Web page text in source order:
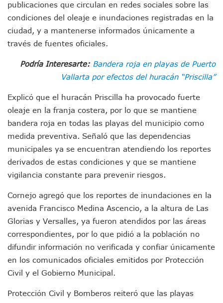
Poderoso Terremoto Destruye Edificios Y Puentes En
Munguía Es El Sexto Mejor Alcalde De Jalisco, Según
ATM Incorpora 20 Nuevos Camiones Al Corredor Bahía
Colectivos Piden A Lemus Más Ministerios Públicos Para
Caída De “El Mencho” Elevó Percepción De Inseguridad
Mercado Vallarta Incluye Reúne A Emprendedores Locales
CEDHJ Señala Violaciones A Derechos De Víctima De
Ayutla Bajo Investigación Tras Reporte De Posible
Lluvias E Inundaciones No Detienen El Transporte Público
Bruno Blancas Reúne A Especialistas Para Analizar La
Entregan Aparato Auditivo A Don Juan Ramírez En Puerto
Juan Carlos Castro Realiza Asamblea Informativa En La
Huracán En Formación Podría Generar Oleaje Elevado En
Buscan Reducir Riesgos Por Cocodrilos En Playas De
Plantean “Ley Don Juanito” Al Diputado Federal Bruno
Vecinos De La Playita Reciben A Juan Carlos Castro
Asesinan En Oaxaca Al Periodista Francisco Alejandro
Detienen A Cuatro Hombres Armados En Bucerías;
Yussara Canales Pide Transparencia Sobre Nuevo
Adultos Mayores De Ixtapa Tendrán Una “Casa De Día”
Mujeres Recorren Calles De Ixtapa Para Identificar
CUCosta E IMSS Nayarit Avanzan En Acuerdos Para
publicaciones que circulan en redes sociales sobre las
condiciones del oleaje e inundaciones registradas en la
ciudad, y a mantenerse informados únicamente a
través de fuentes oficiales.
Podría Interesarte: Bandera roja en playas de Puerto
Vallarta por efectos del huracán “Priscilla”
Explicó que el huracán Priscilla ha provocado fuerte
oleaje en la franja costera, por lo que se mantiene
bandera roja en todas las playas del municipio como
medida preventiva. Señaló que las dependencias
municipales ya se encuentran atendiendo los reportes
derivados de estas condiciones y que se mantiene
vigilancia constante para prevenir riesgos.
Cornejo agregó que los reportes de inundaciones en la
avenida Francisco Medina Ascencio, a la altura de Las
Glorias y Versalles, ya fueron atendidos por las áreas
correspondientes, por lo que pidió a la población no
difundir información no verificada y confiar únicamente
en los comunicados oficiales emitidos por Protección
Civil y el Gobierno Municipal.
Protección Civil y Bomberos reiteró que las playas